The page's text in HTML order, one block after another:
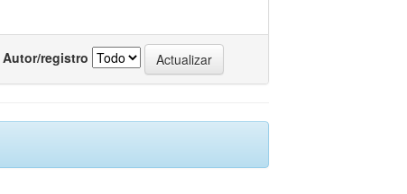
Autor/registro